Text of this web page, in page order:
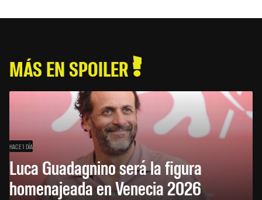
MÁS EN SPOILER
HACE 1 DÍA
Luca Guadagnino será la figura
homenajeada en Venecia 2026